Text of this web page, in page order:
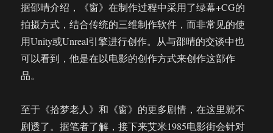
据邵晴介绍，《窗》在制作过程中采用了绿幕+CG的
拍摄方式，结合传统的三维制作软件，而非常见的使
用Unity或Unreal引擎进行创作。从与邵晴的交谈中也
可以看到，他是在以电影的创作方式来创作这部作
品。
至于《拾梦老人》和《窗》的更多剧情，在这里就不
剧透了。据笔者了解，接下来艾米1985电影街会针对